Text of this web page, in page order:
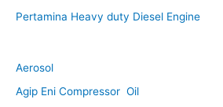
Pertamina Heavy duty Diesel Engine
Aerosol
Agip Eni Compressor Oil